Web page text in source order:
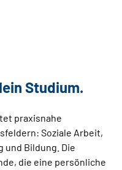
Studium.
praxisnahe
Soziale Arbeit,
und Bildung. Die
die eine persönliche